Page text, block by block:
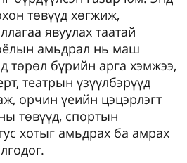
төвүүд хөгжиж,
явуулах таатай
амьдрал нь маш
төрөл бүрийн арга хэмжээ,
театрын үзүүлбэрүүд
орчин үеийн цэцэрлэгт
төвүүд, спортын
хотыг амьдрах ба амрах